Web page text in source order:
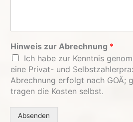
Hinweis zur Abrechnung *
Ich habe zur Kenntnis
eine Privat- und
Abrechnung erfolgt nach GOÄ;
tragen die Kosten selbst.
Absenden